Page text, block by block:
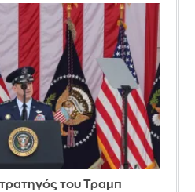
του Τραμπ